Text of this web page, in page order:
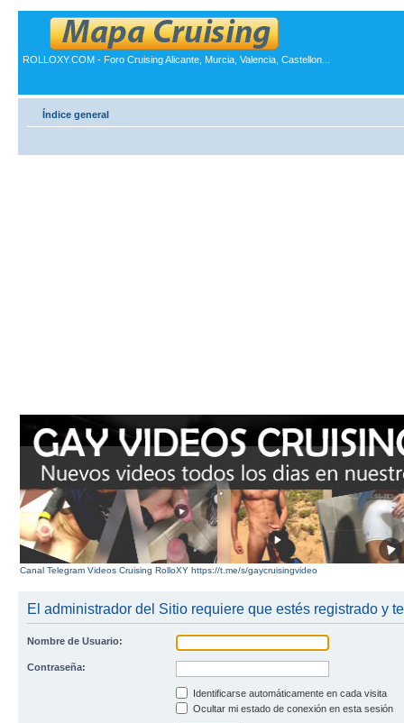
ROLLOXY.COM - Foro Cruising Alicante, Murcia, Valencia, Castellon...
Índice general
Canal Telegram Videos Cruising RolloXY https://t.me/s/gaycruisingvideo
El administrador del Sitio requiere que estés registrado y
Nombre de Usuario:
Contraseña:
Identificarse automáticamente en cada visita
Ocultar mi estado de conexión en esta sesión